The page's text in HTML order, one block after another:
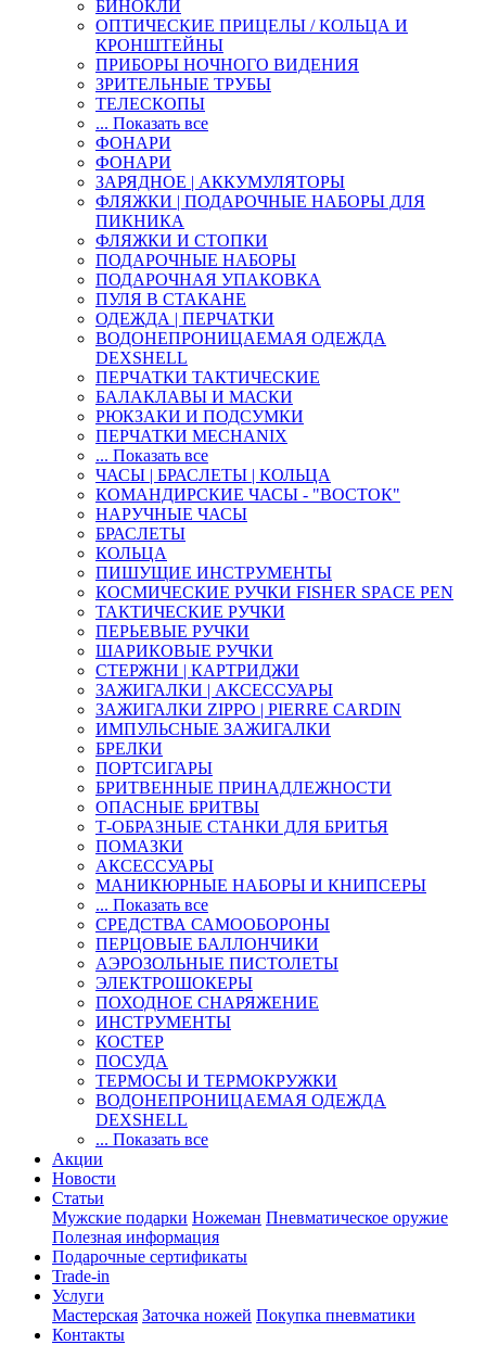
БИНОКЛИ
ОПТИЧЕСКИЕ ПРИЦЕЛЫ / КОЛЬЦА И
КРОНШТЕЙНЫ
ПРИБОРЫ НОЧНОГО ВИДЕНИЯ
ЗРИТЕЛЬНЫЕ ТРУБЫ
ТЕЛЕСКОПЫ
... Показать все
ФОНАРИ
ФОНАРИ
ЗАРЯДНОЕ | АККУМУЛЯТОРЫ
ФЛЯЖКИ | ПОДАРОЧНЫЕ НАБОРЫ ДЛЯ
ПИКНИКА
ФЛЯЖКИ И СТОПКИ
ПОДАРОЧНЫЕ НАБОРЫ
ПОДАРОЧНАЯ УПАКОВКА
ПУЛЯ В СТАКАНЕ
ОДЕЖДА | ПЕРЧАТКИ
ВОДОНЕПРОНИЦАЕМАЯ ОДЕЖДА
DEXSHELL
ПЕРЧАТКИ ТАКТИЧЕСКИЕ
БАЛАКЛАВЫ И МАСКИ
РЮКЗАКИ И ПОДСУМКИ
ПЕРЧАТКИ MECHANIX
... Показать все
ЧАСЫ | БРАСЛЕТЫ | КОЛЬЦА
КОМАНДИРСКИЕ ЧАСЫ - "ВОСТОК"
НАРУЧНЫЕ ЧАСЫ
БРАСЛЕТЫ
КОЛЬЦА
ПИШУЩИЕ ИНСТРУМЕНТЫ
КОСМИЧЕСКИЕ РУЧКИ FISHER SPACE PEN
ТАКТИЧЕСКИЕ РУЧКИ
ПЕРЬЕВЫЕ РУЧКИ
ШАРИКОВЫЕ РУЧКИ
СТЕРЖНИ | КАРТРИДЖИ
ЗАЖИГАЛКИ | АКСЕССУАРЫ
ЗАЖИГАЛКИ ZIPPO | PIERRE CARDIN
ИМПУЛЬСНЫЕ ЗАЖИГАЛКИ
БРЕЛКИ
ПОРТСИГАРЫ
БРИТВЕННЫЕ ПРИНАДЛЕЖНОСТИ
ОПАСНЫЕ БРИТВЫ
Т-ОБРАЗНЫЕ СТАНКИ ДЛЯ БРИТЬЯ
ПОМАЗКИ
АКСЕССУАРЫ
МАНИКЮРНЫЕ НАБОРЫ И КНИПСЕРЫ
... Показать все
СРЕДСТВА САМООБОРОНЫ
ПЕРЦОВЫЕ БАЛЛОНЧИКИ
АЭРОЗОЛЬНЫЕ ПИСТОЛЕТЫ
ЭЛЕКТРОШОКЕРЫ
ПОХОДНОЕ СНАРЯЖЕНИЕ
ИНСТРУМЕНТЫ
КОСТЕР
ПОСУДА
ТЕРМОСЫ И ТЕРМОКРУЖКИ
ВОДОНЕПРОНИЦАЕМАЯ ОДЕЖДА
DEXSHELL
... Показать все
Акции
Новости
Статьи
Мужские подарки Ножеман Пневматическое оружие
Полезная информация
Подарочные сертификаты
Trade-in
Услуги
Мастерская Заточка ножей Покупка пневматики
Контакты